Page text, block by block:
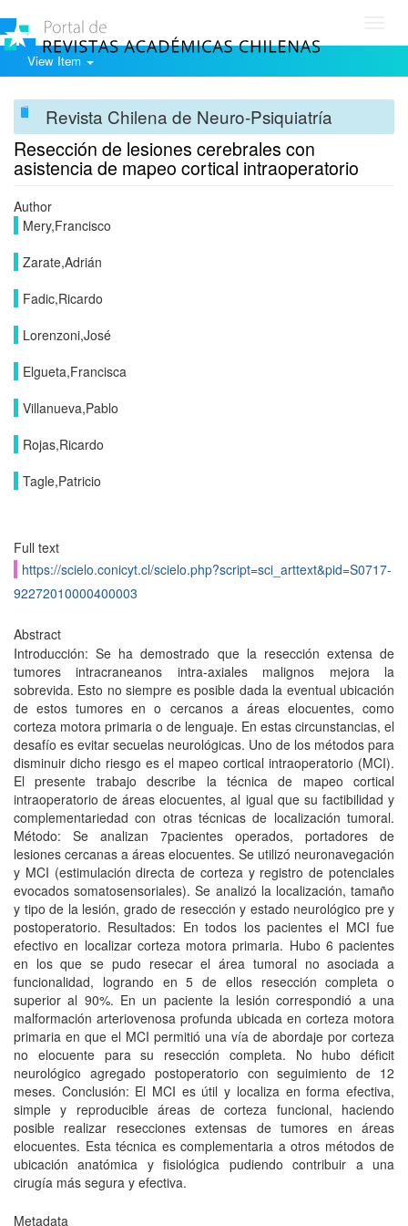
View Item
Revista Chilena de Neuro-Psiquiatría
Resección de lesiones cerebrales con
asistencia de mapeo cortical intraoperatorio
Author
Mery,Francisco
Zarate,Adrián
Fadic,Ricardo
Lorenzoni,José
Elgueta,Francisca
Villanueva,Pablo
Rojas,Ricardo
Tagle,Patricio
Full text
https://scielo.conicyt.cl/scielo.php?script=sci_arttext&pid=S0717-
92272010000400003
Abstract
Introducción: Se ha demostrado que la resección extensa de
tumores intracraneanos intra-axiales malignos mejora la
sobrevida. Esto no siempre es posible dada la eventual ubicación
de estos tumores en o cercanos a áreas elocuentes, como
corteza motora primaria o de lenguaje. En estas circunstancias, el
desafío es evitar secuelas neurológicas. Uno de los métodos para
disminuir dicho riesgo es el mapeo cortical intraoperatorio (MCI).
El presente trabajo describe la técnica de mapeo cortical
intraoperatorio de áreas elocuentes, al igual que su factibilidad y
complementariedad con otras técnicas de localización tumoral.
Método: Se analizan 7pacientes operados, portadores de
lesiones cercanas a áreas elocuentes. Se utilizó neuronavegación
y MCI (estimulación directa de corteza y registro de potenciales
evocados somatosensoriales). Se analizó la localización, tamaño
y tipo de la lesión, grado de resección y estado neurológico pre y
postoperatorio. Resultados: En todos los pacientes el MCI fue
efectivo en localizar corteza motora primaria. Hubo 6 pacientes
en los que se pudo resecar el área tumoral no asociada a
funcionalidad, logrando en 5 de ellos resección completa o
superior al 90%. En un paciente la lesión correspondió a una
malformación arteriovenosa profunda ubicada en corteza motora
primaria en que el MCI permitió una vía de abordaje por corteza
no elocuente para su resección completa. No hubo déficit
neurológico agregado postoperatorio con seguimiento de 12
meses. Conclusión: El MCI es útil y localiza en forma efectiva,
simple y reproducible áreas de corteza funcional, haciendo
posible realizar resecciones extensas de tumores en áreas
elocuentes. Esta técnica es complementaria a otros métodos de
ubicación anatómica y fisiológica pudiendo contribuir a una
cirugía más segura y efectiva.
Metadata